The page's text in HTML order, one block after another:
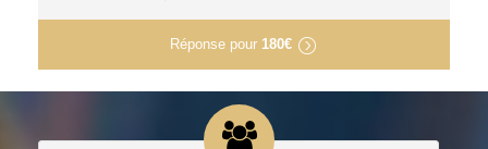
Réponse pour 180€